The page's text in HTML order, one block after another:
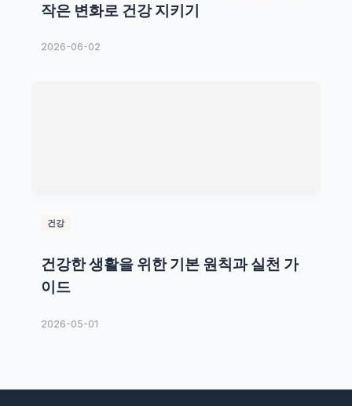
작은 변화로 건강 지키기
2026-06-02
건강
건강한 생활을 위한 기본 원칙과 실천 가
이드
2026-05-01